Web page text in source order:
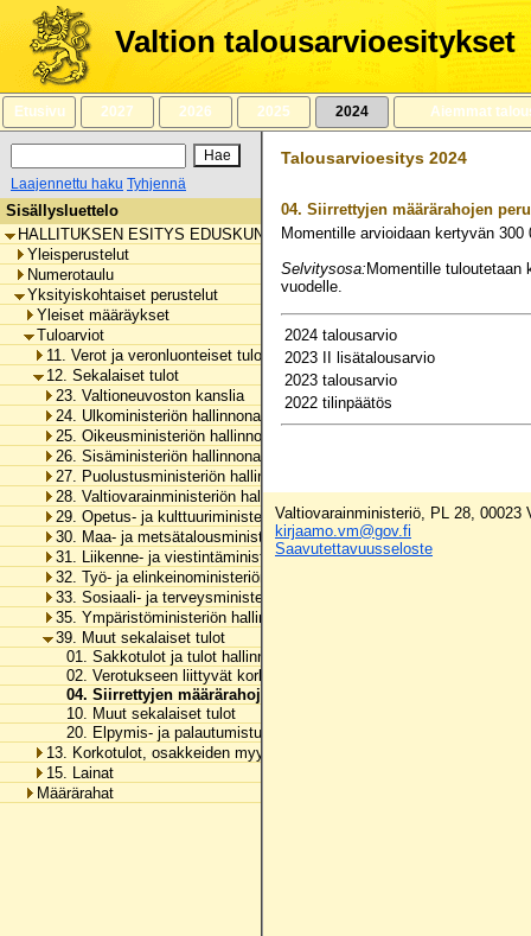
Siirry
sisältöön
Valtion talousarvioesitykset
Etusivu 2027 2026 2025 2024 Aiemmat
Laajennettu haku Tyhjennä
Sisällysluettelo
HALLITUKSEN ESITYS EDUSKUNNALLE VALTION TALOUSARVIOKSI
Yleisperustelut
Numerotaulu
Yksityiskohtaiset perustelut
Yleiset määräykset
Tuloarviot
11. Verot ja veronluonteiset tulot
12. Sekalaiset tulot
23. Valtioneuvoston kanslia
24. Ulkoministeriön hallinnonala
25. Oikeusministeriön hallinnonala
26. Sisäministeriön hallinnonala
27. Puolustusministeriön hallinnonala
28. Valtiovarainministeriön hallinnonala
29. Opetus- ja kulttuuriministeriön hallinnonala
30. Maa- ja metsätalousministeriön hallinnonala
31. Liikenne- ja viestintäministeriön hallinnonala
32. Työ- ja elinkeinoministeriön hallinnonala
33. Sosiaali- ja terveysministeriön hallinnonala
35. Ympäristöministeriön hallinnonala
39. Muut sekalaiset tulot
01. Sakkotulot ja tulot hallinnollisista maksuseuraamuksista
02. Verotukseen liittyvät korkotulot
04. Siirrettyjen määrärahojen peruutukset
10. Muut sekalaiset tulot
20. Elpymis- ja palautumistukivälineen tulot
13. Korkotulot, osakkeiden myyntitulot ja voiton tuloutukset
15. Lainat
Määrärahat
Talousarvioesitys 2024
04. Siirrettyjen määrärahojen
Momentille arvioidaan kertyvän 300
Selvitysosa: Momentille tuloutetaan
vuodelle.
2024 talousarvio
2023 II lisätalousarvio
2023 talousarvio
2022 tilinpäätös
Valtiovarainministeriö, PL 28, 00023
kirjaamo.vm@gov.fi
Saavutettavuusseloste